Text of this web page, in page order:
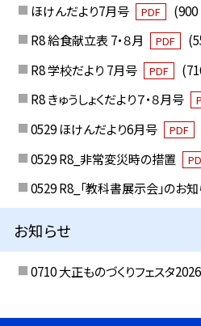
ほけんだより7月号
PDF
(900
R8 給食献立表 7・８月
PDF
R8 学校だより 7月号
PDF
R8 きゅうしょくだより７・８月号
0529 ほけんだより6月号
PDF
0529 R8_非常変災時の措置
0529 R8_「教科書展示会」のお
お知らせ
0710 大正ものづくりフェスタ2026